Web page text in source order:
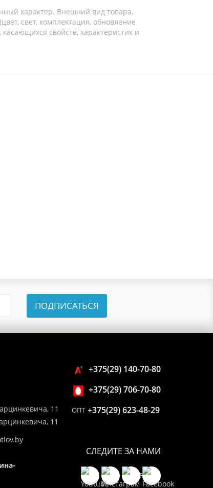
характер. Внешний вид товара,
свет, комплектация, обновление
свойств, характеристик и
ПОДПИСАТЬСЯ
11
11
+375(29) 140-70-80
+375(29) 706-70-80
ОПТ +375(29) 623-48-29
СЛЕДИТЕ ЗА НАМИ